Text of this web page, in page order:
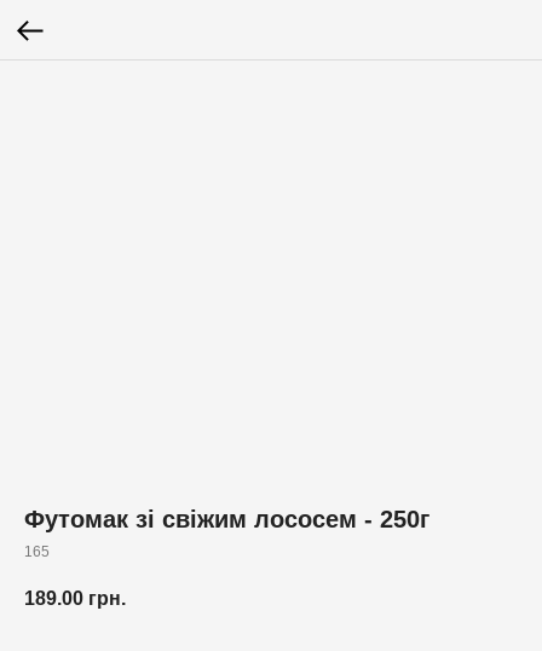
Футомак зі свіжим лососем - 250г
165
189.00 грн.